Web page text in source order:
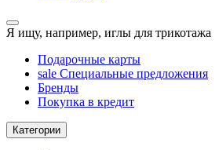
Я ищу, например, иглы для трикотажа
Подарочные карты
sale Специальные предложения
Бренды
Покупка в кредит
Категории